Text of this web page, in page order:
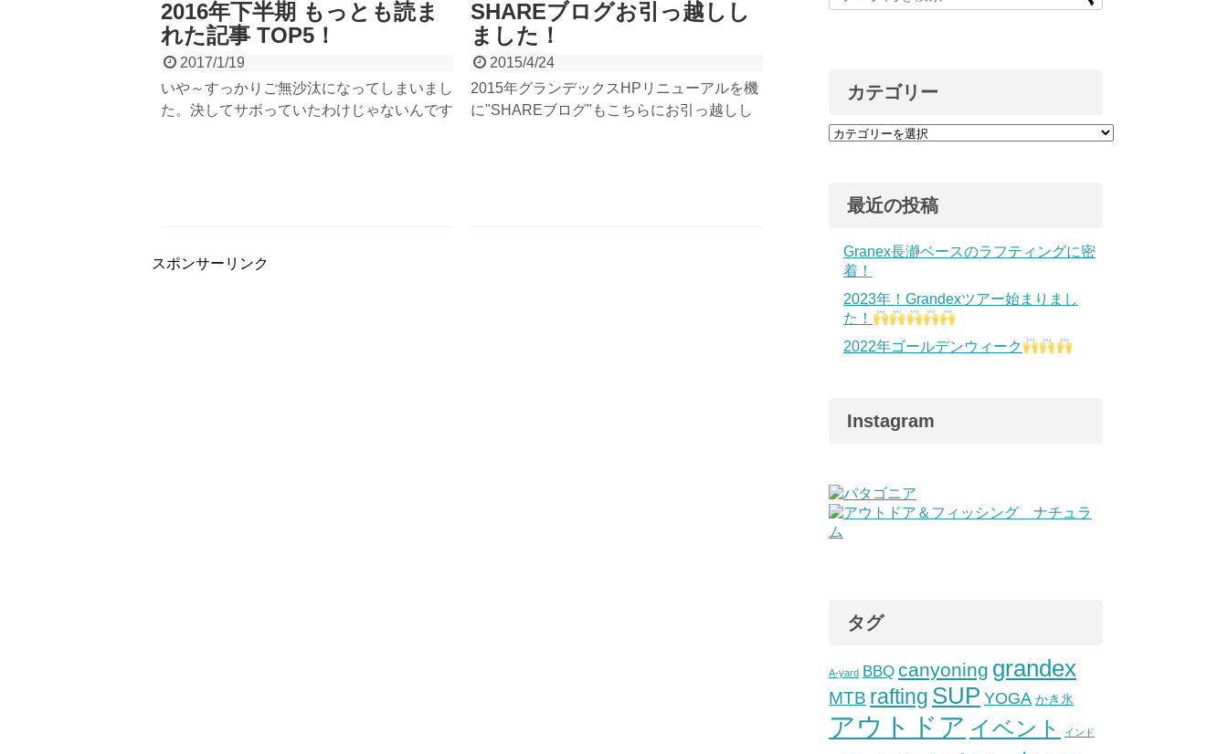
2016年下半期 もっとも読ま
れた記事 TOP5！
2017/1/19
いや～すっかりご無沙汰になってしまいまし
た。決してサボっていたわけじゃないんです
SHAREブログお引っ越しし
ました！
2015/4/24
2015年グランデックスHPリニューアルを機
に"SHAREブログ"もこちらにお引っ越しし
スポンサーリンク
カテゴリー
最近の投稿
Granex長瀞ベースのラフティングに密
着！
2023年！Grandexツアー始まりまし
た！
2022年ゴールデンウィーク
Instagram
タグ
A-yard BBQ canyoning grandex
MTB rafting SUP YOGA かき氷
アウトドア イベント インド